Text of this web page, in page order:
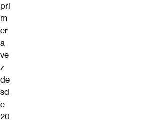
pri
m
er
a
ve
z
de
sd
e
20